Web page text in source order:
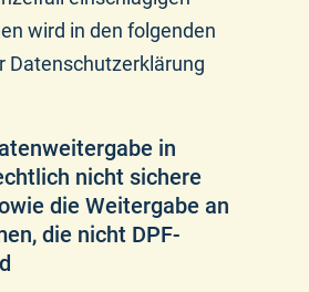
wird in den folgenden
Datenschutzerklärung
in
nicht sichere
die Weitergabe an
die nicht DPF-